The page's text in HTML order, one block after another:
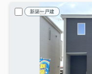
新築一戸建